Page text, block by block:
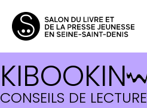
KIBOOKIN
CONSEILS DE LECTURE